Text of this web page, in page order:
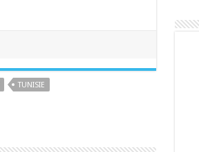
TUNISIE